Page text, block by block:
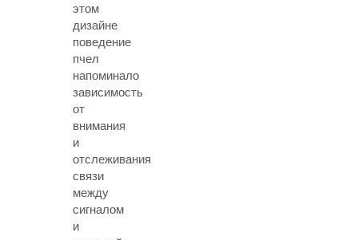
этом
дизайне
поведение
пчел
напоминало
зависимость
от
внимания
и
отслеживания
связи
между
сигналом
и